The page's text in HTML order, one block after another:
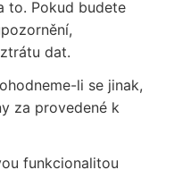
to. Pokud budete
dat.
li se jinak,
za provedené k
funkcionalitou